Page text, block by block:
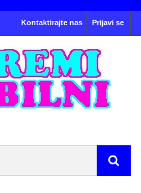
Prijavi se
Kontaktirajte nas